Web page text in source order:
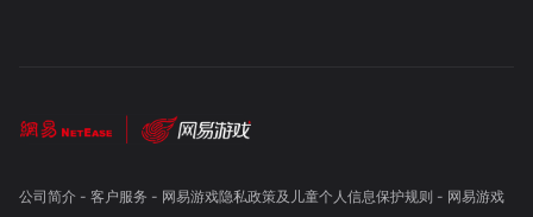
公司简介- 客户服务 - 网易游戏隐私政策及儿童个人信息保护规则 - 网易游戏